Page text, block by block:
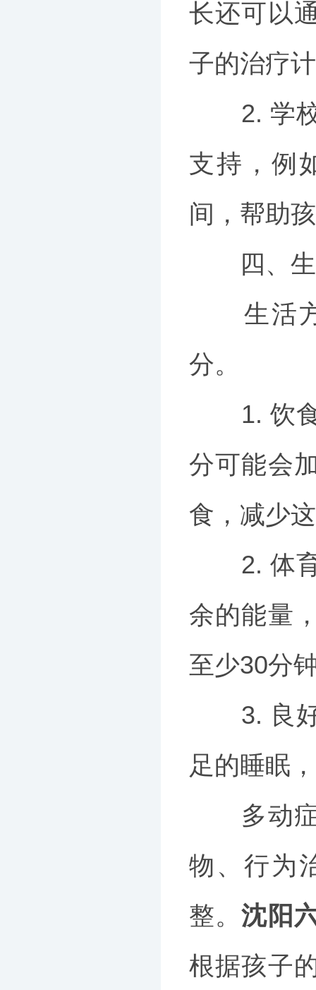
长还可以
子的治疗
2. 学校
支持，例
间，帮助
四、生
生活方
分。
1. 饮食
分可能会
食，减少
2. 体育
余的能量
至少30分
3. 良好
足的睡眠
多动症
物、行为
整。沈阳
根据孩子